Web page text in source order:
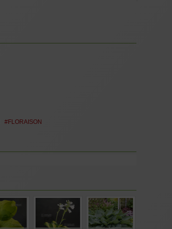
#FLORAISON